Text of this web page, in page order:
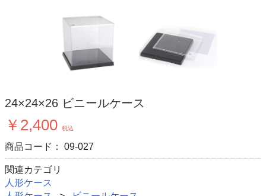
24×24×26 ビニールケース
￥2,400 税込
商品コード： 09-027
関連カテゴリ
人形ケース